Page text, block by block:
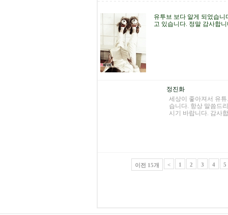
유투브 보다 알게 되었습
고 있습니다. 정말 감사합
정진화
세상이 좋아져서 유
습니다. 항상 말씀드
시기 바랍니다. 감사
이전 15개 < 1 2 3 4 5